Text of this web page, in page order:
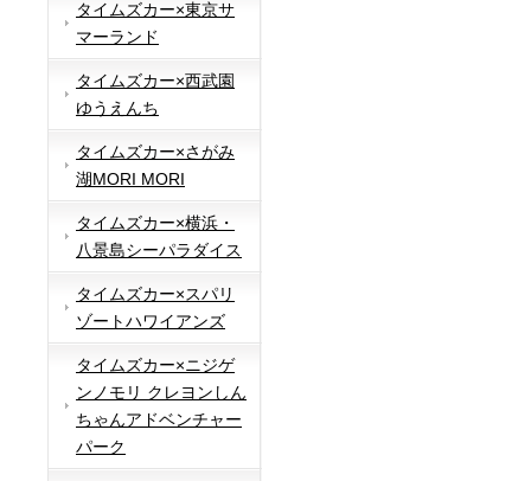
タイムズカー×東京サ
マーランド
タイムズカー×西武園
ゆうえんち
タイムズカー×さがみ
湖MORI MORI
タイムズカー×横浜・
八景島シーパラダイス
タイムズカー×スパリ
ゾートハワイアンズ
タイムズカー×ニジゲ
ンノモリ クレヨンしん
ちゃんアドベンチャー
パーク